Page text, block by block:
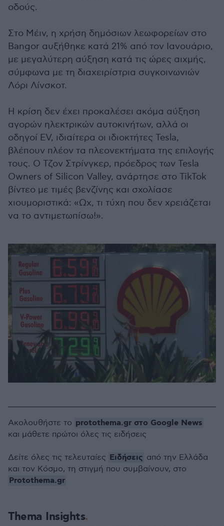
οδούς.
Στο Μέιν, η χρήση δημόσιων λεωφορείων στο
Bangor αυξήθηκε κατά 21% από τον Ιανουάριο,
με μεγαλύτερη αύξηση κατά τις ώρες αιχμής,
σύμφωνα με τη διαχειρίστρια συγκοινωνιών
Λόρι Λίνσκοτ.
Η κρίση δεν έχει προκαλέσει ακόμα αύξηση
αγορών ηλεκτρικών αυτοκινήτων, αλλά οι
οδηγοί EV, ιδιαίτερα οι ιδιοκτήτες Tesla,
βλέπουν πλέον τα πλεονεκτήματα της επιλογής
τους. Ο Τζον Στρίνγκερ, πρόεδρος των Tesla
Owners of Silicon Valley, ανάρτησε στο TikTok
βίντεο με τιμές βενζίνης και σχολίασε
χιουμοριστικά: «Ωχ, τι τύχη που δεν χρειάζεται
να το αντιμετωπίσω!».
Thema Insights
Ακολουθήστε το protothema.gr στο Google News
και μάθετε πρώτοι όλες τις ειδήσεις
Δείτε όλες τις τελευταίες Ειδήσεις από την Ελλάδα
και τον Κόσμο, τη στιγμή που συμβαίνουν, στο
Protothema.gr